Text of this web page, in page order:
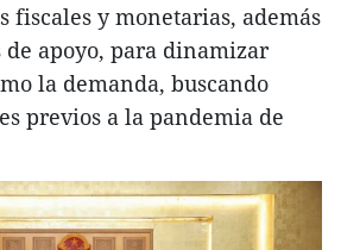
fiscales y monetarias, además
de apoyo, para dinamizar
la demanda, buscando
previos a la pandemia de